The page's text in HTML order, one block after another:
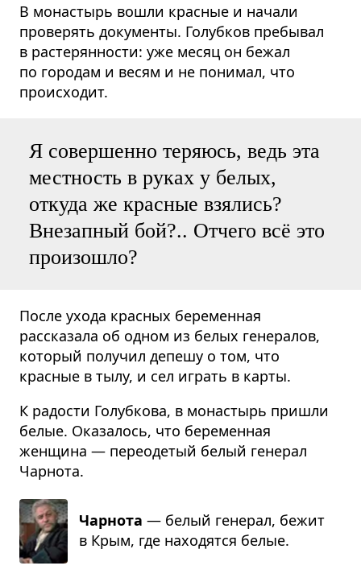
В монастырь вошли красные и начали
проверять документы. Голубков пребывал
в растерянности: уже месяц он бежал
по городам и весям и не понимал, что
происходит.
Я совершенно теряюсь, ведь эта
местность в руках у белых,
откуда же красные взялись?
Внезапный бой?.. Отчего всё это
произошло?
После ухода красных беременная
рассказала об одном из белых генералов,
который получил депешу о том, что
красные в тылу, и сел играть в карты.
К радости Голубкова, в монастырь пришли
белые. Оказалось, что беременная
женщина — переодетый белый генерал
Чарнота.
Чарнота — белый гене­рал, бежит
в Крым, где нахо­дятся белые.